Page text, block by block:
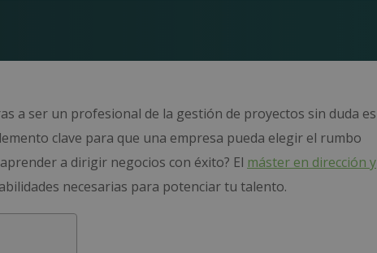
a ser un profesional de la gestión de proyectos sin duda es
clave para que una empresa pueda elegir el rumbo
a dirigir negocios con éxito? El máster en dirección y
necesarias para potenciar tu talento.